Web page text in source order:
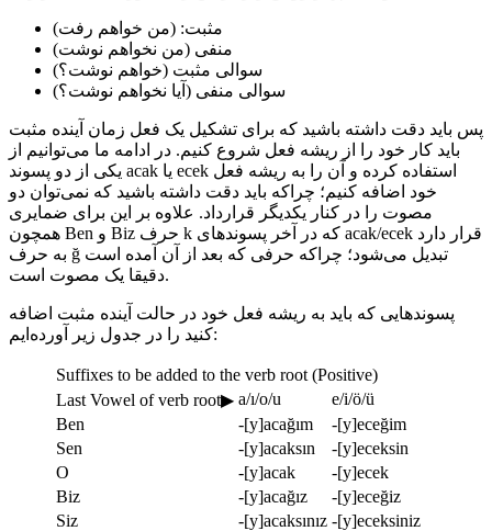
مثبت: (من خواهم رفت)
منفی (من نخواهم نوشت)
سوالی مثبت (خواهم نوشت؟)
سوالی منفی (آیا نخواهم نوشت؟)
پس باید دقت داشته باشید که برای تشکیل یک فعل زمان آینده مثبت
باید کار خود را از ریشه فعل شروع کنیم. در ادامه ما می‌توانیم از
یکی از دو پسوند acak یا ecek استفاده کرده و آن را به ریشه فعل
خود اضافه کنیم؛ چراکه باید دقت داشته باشید که نمی‌توان دو
مصوت را در کنار یکدیگر قرارداد. علاوه بر این برای ضمایری
همچون Ben و Biz حرف k که در آخر پسوندهای acak/ecek قرار دارد
به حرف ğ تبدیل می‌شود؛ چراکه حرفی که بعد از آن آمده است
دقیقا یک مصوت است.
پسوندهایی که باید به ریشه فعل خود در حالت آینده مثبت اضافه
کنید را در جدول زیر آورده‌ایم:
Suffixes to be added to the verb root (Positive)
Last Vowel of verb root▶ a/ı/o/u
e/i/ö/ü
Ben
-[y]acağım
-[y]eceğim
Sen
-[y]acaksın
-[y]eceksin
O
-[y]acak
-[y]ecek
Biz
-[y]acağız
-[y]eceğiz
Siz
-[y]acaksınız -[y]eceksiniz